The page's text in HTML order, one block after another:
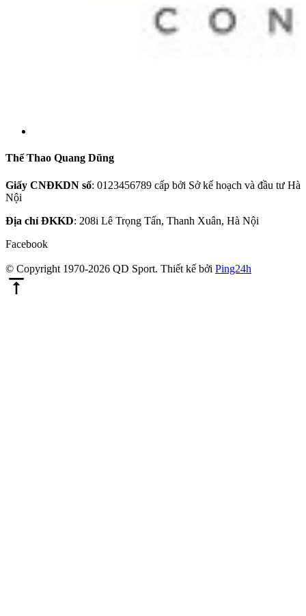
Thể Thao Quang Dũng
Giấy CNĐKDN số: 0123456789 cấp bởi Sở kế hoạch và đầu tư Hà
Nội
Địa chỉ ĐKKD: 208i Lê Trọng Tấn, Thanh Xuân, Hà Nội
Facebook
© Copyright 1970-2026 QD Sport. Thiết kế bởi Ping24h